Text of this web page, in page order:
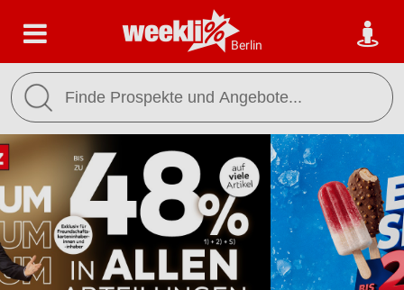
Berlin